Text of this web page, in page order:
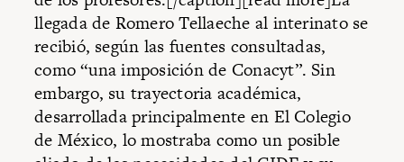
llegada de Romero Tellaeche al interinato se
recibió, según las fuentes consultadas,
como “una imposición de Conacyt”. Sin
embargo, su trayectoria académica,
desarrollada principalmente en El Colegio
de México, lo mostraba como un posible